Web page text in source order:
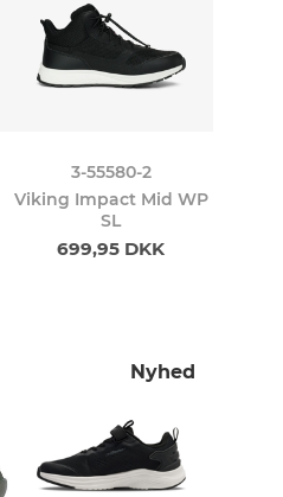
3-55580-2
Viking Impact Mid WP
SL
699,95 DKK
Nyhed